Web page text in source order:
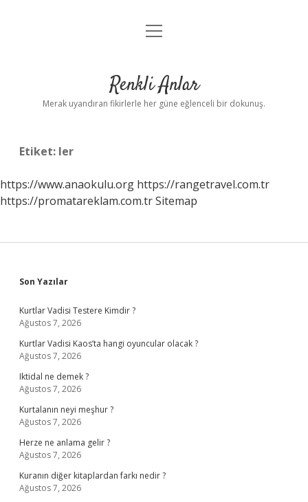
Anasayfa
Yasal Uyarı
menüyü
Renkli Anlar
Merak uyandıran fikirlerle her güne eğlenceli bir dokunuş.
Etiket: ler
https://www.anaokulu.org https://rangetravel.com.tr
https://promatareklam.com.trSitemap
Sidebar
Son Yazılar
Kurtlar Vadisi Testere Kimdir ?
Ağustos 7, 2026
Kurtlar Vadisi Kaos’ta hangi oyuncular olacak ?
Ağustos 7, 2026
Iktidal ne demek ?
Ağustos 7, 2026
Kurtalanın neyi meşhur ?
Ağustos 7, 2026
Herze ne anlama gelir ?
Ağustos 7, 2026
Kuranın diğer kitaplardan farkı nedir ?
Ağustos 7, 2026